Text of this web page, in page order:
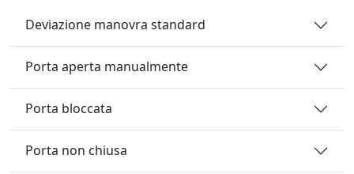
Deviazione manovra standard
Porta aperta manualmente
Porta bloccata
Porta non chiusa